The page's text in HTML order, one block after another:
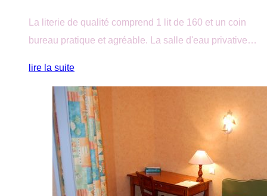
La literie de qualité comprend 1 lit de 160 et un coin
bureau pratique et agréable. La salle d'eau privative…
lire la suite